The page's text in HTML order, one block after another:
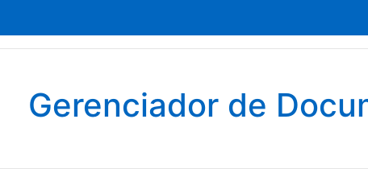
Gerenciador de